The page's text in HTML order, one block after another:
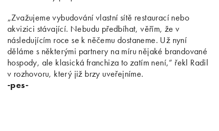
„Zvažujeme vybudování vlastní sítě restaurací nebo
akvizici stávající. Nebudu předbíhat, věřím, že v
následujícím roce se k něčemu dostaneme. Už nyní
děláme s některými partnery na míru nějaké brandované
hospody, ale klasická franchiza to zatím není,“ řekl Radil
v rozhovoru, který již brzy uveřejníme.
-pes-